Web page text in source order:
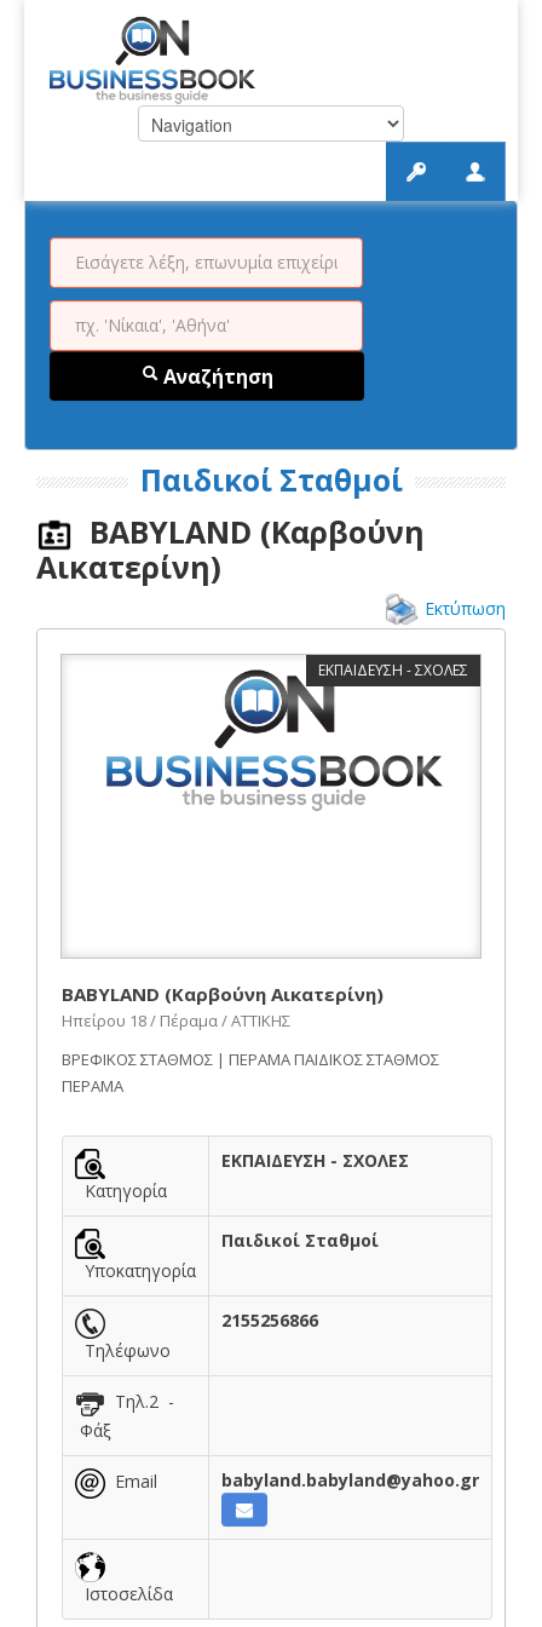
Αναζήτηση
Παιδικοί Σταθμοί
BABYLAND (Καρβούνη
Αικατερίνη)
Εκτύπωση
ΕΚΠΑΙΔΕΥΣΗ - ΣΧΟΛΕΣ
BABYLAND (Καρβούνη Αικατερίνη)
Ηπείρου 18 / Πέραμα / ΑΤΤΙΚΗΣ
ΒΡΕΦΙΚΟΣ ΣΤΑΘΜΟΣ | ΠΕΡΑΜΑ ΠΑΙΔΙΚΟΣ ΣΤΑΘΜΟΣ
ΠΕΡΑΜΑ
Κατηγορία
ΕΚΠΑΙΔΕΥΣΗ - ΣΧΟΛΕΣ
Υποκατηγορία
Παιδικοί Σταθμοί
Τηλέφωνο
2155256866
Τηλ.2 -
Φάξ
Email babyland.babyland@yahoo.gr
Ιστοσελίδα